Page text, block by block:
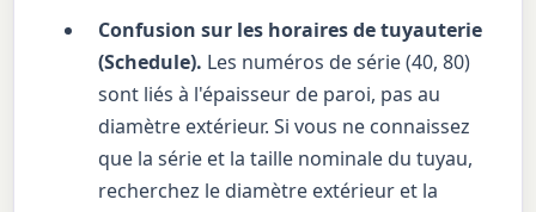
Confusion sur les horaires de tuyauterie
(Schedule). Les numéros de série (40, 80)
sont liés à l'épaisseur de paroi, pas au
diamètre extérieur. Si vous ne connaissez
que la série et la taille nominale du tuyau,
recherchez le diamètre extérieur et la